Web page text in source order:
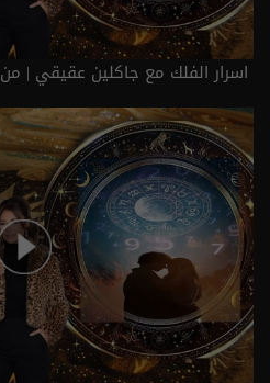
اسرار الفلك مع جاكلين عقيقي | من ١ الى ٧ آب ٢٠٢٦ | 2026